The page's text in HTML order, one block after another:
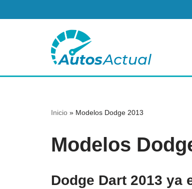
contenido
Inicio » Modelos Dodge 2013
Modelos
Dodge Dart 2013 ya